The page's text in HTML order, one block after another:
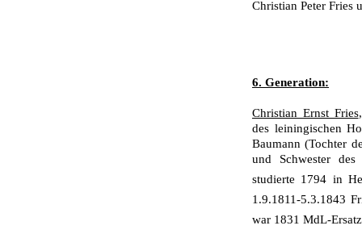
Christian Peter Fries
6. Generation:
Christian Ernst Fries
des leiningi­schen
Baumann (Tochter
und Schwester des
studierte 1794 in
1.9.1811-5.3.1843
war 1831 MdL-